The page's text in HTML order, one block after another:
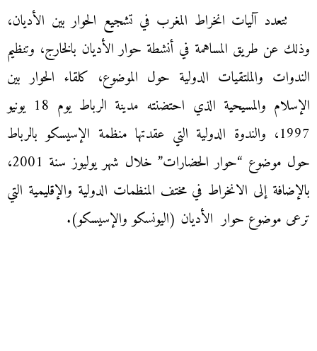
تتعدد آليات انخراط المغرب في تشجيع الحوار بين الأديان،
وذلك عن طريق المساهمة في أنشطة حوار الأديان بالخارج، وتنظيم
الندوات والملتقيات الدولية حول الموضوع، كلقاء الحوار بين
الإسلام والمسيحية الذي احتضنته مدينة الرباط يوم 18 يونيو
1997، والندوة الدولية التي عقدتها منظمة الإسيسكو بالرباط
حول موضوع “حوار الحضارات” خلال شهر يوليوز سنة 2001،
بالإضافة إلى الانخراط في مختف المنظمات الدولية والإقليمية التي
ترعى موضوع حوار الأديان (اليونسكو والإسيسكو).